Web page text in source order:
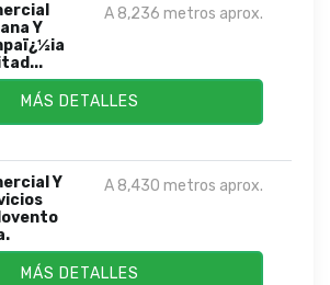
Y
A 8,236 metros aprox.
MÁS DETALLES
Y
A 8,430 metros aprox.
MÁS DETALLES